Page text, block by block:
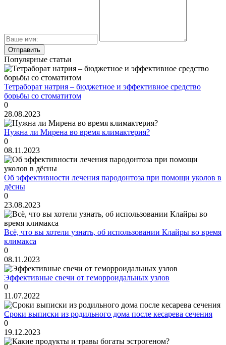
Популярные статьи
Тетраборат натрия – бюджетное и эффективное средство
борьбы со стоматитом
0
28.08.2023
Нужна ли Мирена во время климактерия?
0
08.11.2023
Об эффективности лечения пародонтоза при помощи уколов в
дёсны
0
23.08.2023
Всё, что вы хотели узнать, об использовании Клайры во время
климакса
0
08.11.2023
Эффективные свечи от геморроидальных узлов
0
11.07.2022
Сроки выписки из родильного дома после кесарева сечения
0
19.12.2023